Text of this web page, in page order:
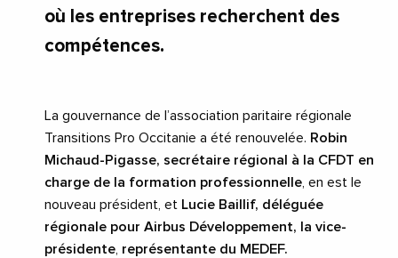
où les entreprises recherchent des
compétences.
La gouvernance de l’association paritaire régionale
Transitions Pro Occitanie a été renouvelée. Robin
Michaud-Pigasse, secrétaire régional à la CFDT en
charge de la formation professionnelle, en est le
nouveau président, et Lucie Baillif, déléguée
régionale pour Airbus Développement, la vice-
présidente, représentante du MEDEF.